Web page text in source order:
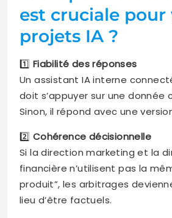
est cruciale pour
projets IA ?
1️⃣ Fiabilité des réponses
Un assistant IA interne
doit s’appuyer sur une donnée
Sinon, il répond avec une
2️⃣ Cohérence décisionnelle
Si la direction marketing et la
financière n’utilisent pas la
produit”, les arbitrages
lieu d’être factuels.